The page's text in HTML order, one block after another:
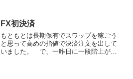
が上昇は限定的でし...
FX初決済
もともとは長期保有でスワップを稼ごう
と思って高めの指値で決済注文を出して
いました。 で、一昨日に一段階上がっ